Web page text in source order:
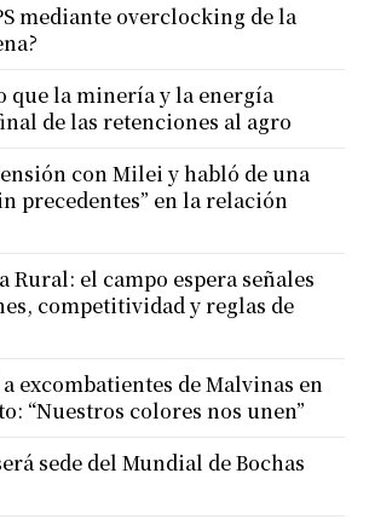
mediante overclocking de la
que la minería y la energía
de las retenciones al agro
con Milei y habló de una
precedentes” en la relación
Rural: el campo espera señales
competitividad y reglas de
excombatientes de Malvinas en
“Nuestros colores nos unen”
sede del Mundial de Bochas